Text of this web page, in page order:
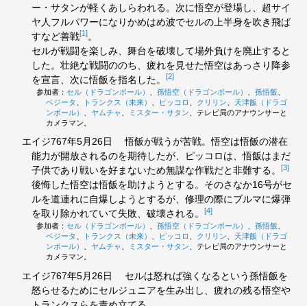
ー・サタンが軽くあしらわれる。次に悟空が登場し、超サイ
ヤ人フルパワーになりかめはめ波でセルの上半身を吹き飛ば
すなど善戦[1] 。
セルが戦闘を楽しみ、舞台を破壊して場外負けを廃止すると
した。壮絶な戦闘ののち、疲れを見せた悟空はあっさり降参
を宣言、次に悟飯を指名した。
[2]
参加者： セル（ドラゴンボール） 孫悟空（ドラゴンボール） 孫悟飯
ベジータ
トランクス（未来） ピッコロ クリリン
天津飯（ドラゴ
ンボール）
ヤムチャ ミスター・サタン 、テレビ局のアナウンサーと
カメラマン。
エイジ767年5月26日
悟飯が戦うが苦戦。悟空は悟飯の潜在
能力が開放されるのを期待したが、ピッコロは、悟飯はまだ
子供であり戦いを好まないため無謀な作戦だと非難する。
[3]
後悔した悟空は悟飯を助けようとする。そのさなか16号がセ
ルを道連れに自爆しようとするが、修理の際にブルマに爆弾
を取り除かれていて失敗、破壊される。
[4]
参加者： セル（ドラゴンボール） 孫悟空（ドラゴンボール） 孫悟飯
ベジータ
トランクス（未来） ピッコロ クリリン
天津飯（ドラゴ
ンボール）
ヤムチャ ミスター・サタン 、テレビ局のアナウンサーと
カメラマン。
エイジ767年5月26日
セルは怒れば強くなるという孫悟飯を
怒らせるためにセルジュニアを生み出し、疲れの残る悟空や